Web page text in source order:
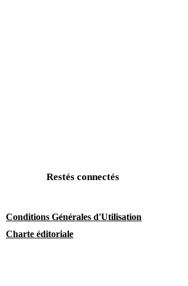
Restés connectés
Conditions Générales d'Utilisation
Charte éditoriale